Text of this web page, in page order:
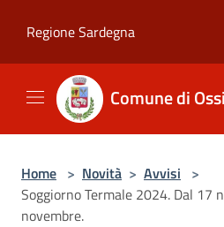
Regione Sardegna
Comune di Ossi
Home > Novità > Avvisi >
Soggiorno Termale 2024. Dal 17
novembre.